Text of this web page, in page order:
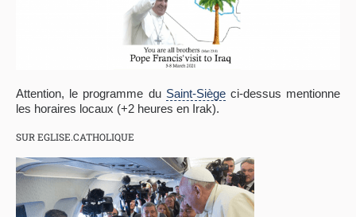
Attention, le programme du Saint-Siègeci-dessus mentionne
les horaires locaux (+2 heures en Irak).
SUR EGLISE.CATHOLIQUE